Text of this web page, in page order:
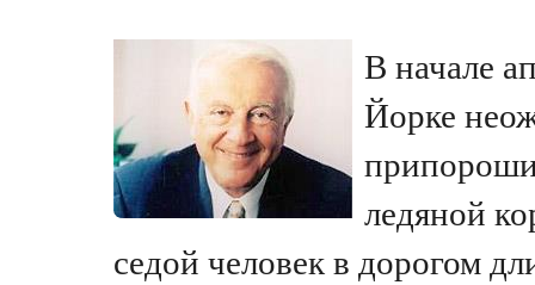
В начале
Йорке
ледяной
седой человек в дорогом